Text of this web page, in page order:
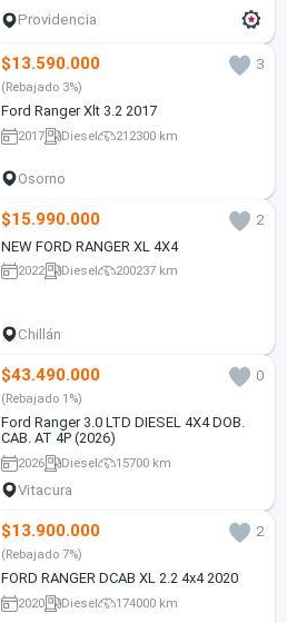
Providencia
$13.590.000 3
(Rebajado 3%)
Ford Ranger Xlt 3.2 2017
2017 Diesel 212300 km
Osorno
$15.990.000
2
NEW FORD RANGER XL 4X4
2022 Diesel 200237 km
Chillán
$43.490.000 0
(Rebajado 1%)
Ford Ranger 3.0 LTD DIESEL 4X4 DOB.
CAB. AT 4P (2026)
2026 Diesel 15700 km
Vitacura
$13.900.000 2
(Rebajado 7%)
FORD RANGER DCAB XL 2.2 4x4 2020
2020 Diesel 174000 km